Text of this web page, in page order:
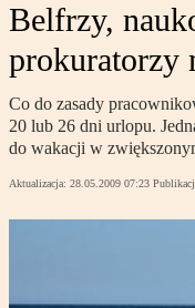
Belfrzy,
prokuratorzy
Co do zasady
20 lub 26 dni urlopu.
do wakacji w
Aktualizacja: 28.05.2009 07:23